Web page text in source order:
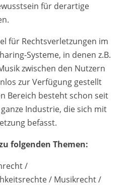
für derartige
für Rechtsverletzungen im
Systeme, in denen z.B.
zwischen den Nutzern
zur Verfügung gestellt
Bereich besteht schon seit
Industrie, die sich mit
befasst.
folgenden Themen:
/
/ Musikrecht /